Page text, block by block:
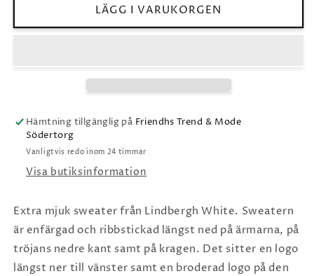
Tröja
Stickad
Tröja
LÄGG I VARUKORGEN
Hämtning tillgänglig på Friendhs Trend & Mode
Södertorg
Vanligtvis redo inom 24 timmar
Visa butiksinformation
Extra mjuk sweater från Lindbergh White. Sweatern
är enfärgad och ribbstickad längst ned på ärmarna, på
tröjans nedre kant samt på kragen. Det sitter en logo
längst ner till vänster samt en broderad logo på den